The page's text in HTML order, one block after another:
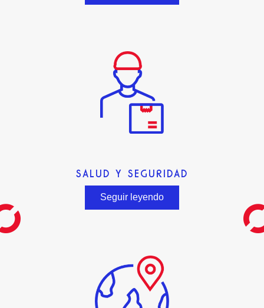
SALUD Y SEGURIDAD
Seguir leyendo